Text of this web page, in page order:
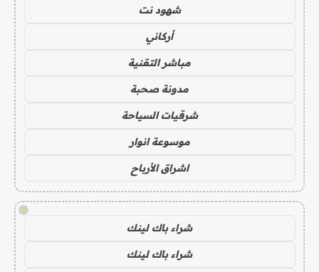
شهود نت
أركاني
مباشر التقنية
مدونة صحبة
شرقيات السياحة
موسوعة انوار
اشراق الأرباح
!
شراء باك لينك
شراء باك لينك